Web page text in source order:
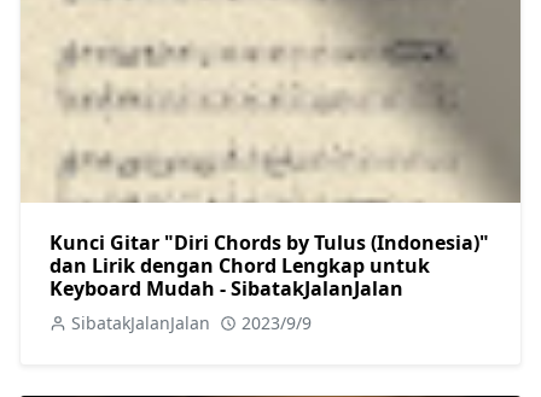
Kunci Gitar "Diri Chords by Tulus (Indonesia)"
dan Lirik dengan Chord Lengkap untuk
Keyboard Mudah - SibatakJalanJalan
SibatakJalanJalan 2023/9/9